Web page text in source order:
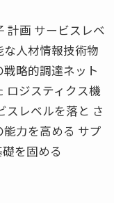
画 サービスレベ
人材情報技術物
略的調達ネット
ロジスティクス機
スレベルを落と さ
力を高める サプ
を固める